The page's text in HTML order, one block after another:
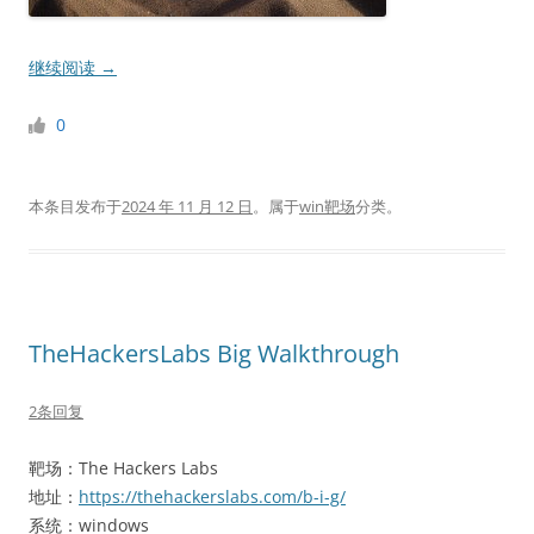
继续阅读 →
0
本条目发布于2024 年 11 月 12 日。属于win靶场分类。
TheHackersLabs Big Walkthrough
2条回复
靶场：The Hackers Labs
地址： https://thehackerslabs.com/b-i-g/
系统：windows